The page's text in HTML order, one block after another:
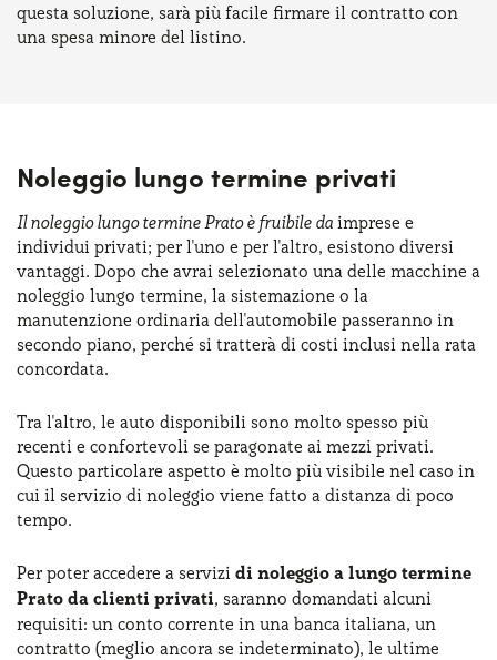
questa soluzione, sarà più facile firmare il contratto con
una spesa minore del listino.
Noleggio lungo termine privati
Il noleggio lungo termine Prato è fruibile da imprese e
individui privati; per l'uno e per l'altro, esistono diversi
vantaggi. Dopo che avrai selezionato una delle macchine a
noleggio lungo termine, la sistemazione o la
manutenzione ordinaria dell'automobile passeranno in
secondo piano, perché si tratterà di costi inclusi nella rata
concordata.
Tra l'altro, le auto disponibili sono molto spesso più
recenti e confortevoli se paragonate ai mezzi privati.
Questo particolare aspetto è molto più visibile nel caso in
cui il servizio di noleggio viene fatto a distanza di poco
tempo.
Per poter accedere a servizi di noleggio a lungo termine
Prato da clienti privati, saranno domandati alcuni
requisiti: un conto corrente in una banca italiana, un
contratto (meglio ancora se indeterminato), le ultime